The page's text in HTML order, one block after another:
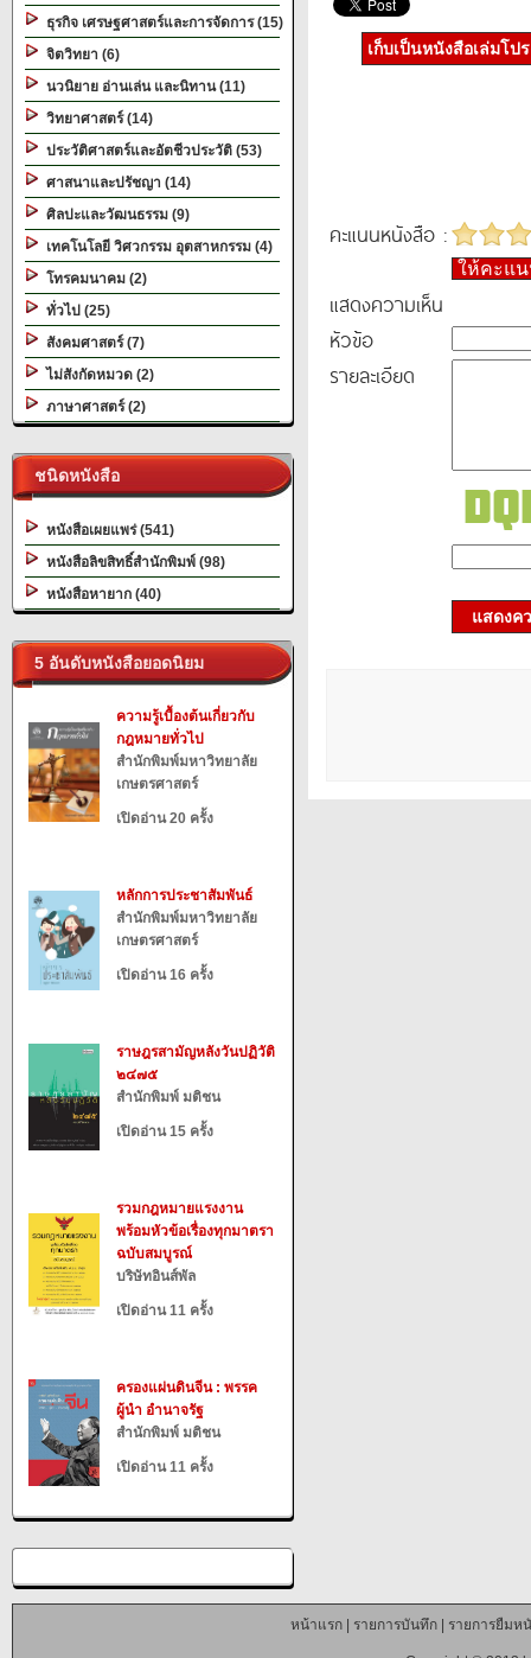
ธุรกิจ เศรษฐศาสตร์และการจัดการ (15)
จิตวิทยา (6)
นวนิยาย อ่านเล่น และนิทาน (11)
วิทยาศาสตร์ (14)
ประวัติศาสตร์และอัตชีวประวัติ (53)
ศาสนาและปรัชญา (14)
ศิลปะและวัฒนธรรม (9)
เทคโนโลยี วิศวกรรม อุตสาหกรรม (4)
โทรคมนาคม (2)
ทั่วไป (25)
สังคมศาสตร์ (7)
ไม่สังกัดหมวด (2)
ภาษาศาสตร์ (2)
ชนิดหนังสือ
หนังสือเผยแพร่ (541)
หนังสือลิขสิทธิ์สำนักพิมพ์ (98)
หนังสือหายาก (40)
5 อันดับหนังสือยอดนิยม
ความรู้เบื้องต้นเกี่ยวกับ
กฎหมายทั่วไป
สำนักพิมพ์มหาวิทยาลัย
เกษตรศาสตร์
เปิดอ่าน 20 ครั้ง
หลักการประชาสัมพันธ์
สำนักพิมพ์มหาวิทยาลัย
เกษตรศาสตร์
เปิดอ่าน 16 ครั้ง
ราษฎรสามัญหลังวันปฏิวัติ
๒๔๗๕
สำนักพิมพ์ มติชน
เปิดอ่าน 15 ครั้ง
รวมกฎหมายแรงงาน
พร้อมหัวข้อเรื่องทุกมาตรา
ฉบับสมบูรณ์
บริษัทอินส์พัล
เปิดอ่าน 11 ครั้ง
ครองแผ่นดินจีน : พรรค
ผู้นำ อำนาจรัฐ
สำนักพิมพ์ มติชน
เปิดอ่าน 11 ครั้ง
เก็บเป็นหนังสือเล่มโป
คะแนนหนังสือ :
ให้คะแ
แสดงความเห็น
หัวข้อ
รายละเอียด
แสดงค
หน้าแรก| รายการบันทึก| รายการยืมห